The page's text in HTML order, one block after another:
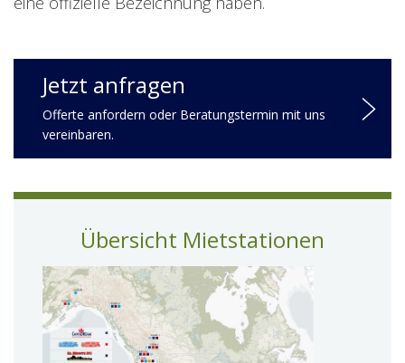
Jetzt anfragen
Offerte anfordern oder Beratungstermin mit uns
vereinbaren.
Übersicht Mietstationen